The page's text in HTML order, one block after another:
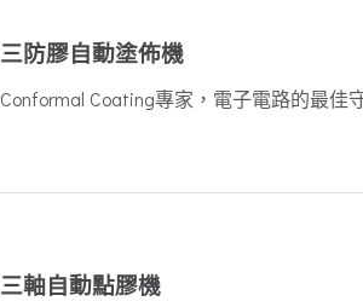
三防膠自動塗佈機
Conformal Coating專家，電子電路的最佳
三軸自動點膠機